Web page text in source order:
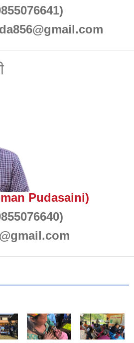
Pudasaini)